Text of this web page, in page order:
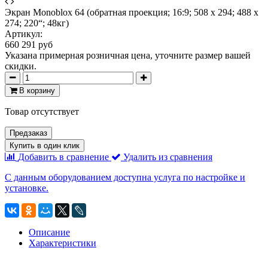
Экран Monoblox 64 (обратная проекция; 16:9; 508 x 294; 488 x
274; 220“; 48кг)
Артикул:
660 291 руб
Указана примерная розничная цена, уточните размер вашей
скидки.
В корзину
Товар отсутствует
Предзаказ
Купить в один клик
Добавить в сравнение
Удалить из сравнения
С данным оборудованием доступна услуга по настройке и
установке.
Описание
Характеристики